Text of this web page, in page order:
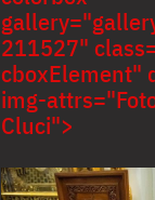
211527"
cboxElement"
img-
Cluci">